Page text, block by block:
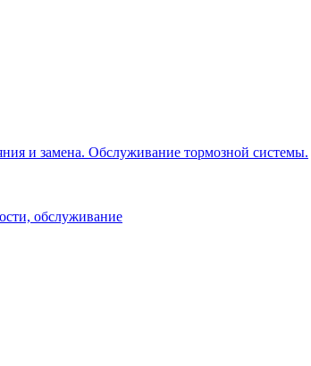
и замена. Обслуживание тормозной системы.
обслуживание